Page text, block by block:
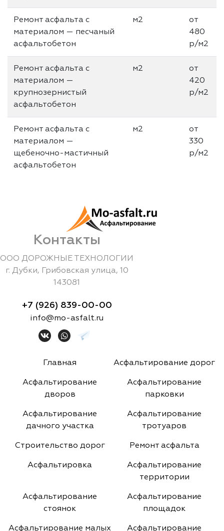
Ремонт асфальта с
материалом — песчаный
асфальтобетон
м2
от
480
р/м2
Ремонт асфальта с
материалом —
крупнозернистый
асфальтобетон
м2
от
420
р/м2
Ремонт асфальта с
материалом —
щебеночно-мастичный
асфальтобетон
м2
от
330
р/м2
Контакты
ООО ДОРОЖНЫЕ ТЕХНОЛОГИИ
г. Дубки,
Грибовская улица, 10
143081
+7 (926) 839-00-00
info@mo-asfalt.ru
Главная Асфальтирование дорог
Асфальтирование
дворов
Асфальтирование
парковки
Асфальтирование
дачного участка
Асфальтирование
тротуаров
Строительство дорог Ремонт асфальта
Асфальтировка
Асфальтирование
территории
Асфальтирование
стоянок
Асфальтирование
площадок
Асфальтирование малых Асфальтирование